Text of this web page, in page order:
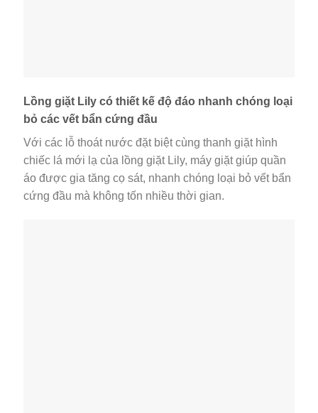
Lồng giặt Lily có thiết kế độ đáo nhanh chóng loại
bỏ các vết bẩn cứng đầu
Với các lỗ thoát nước đặt biệt cùng thanh giặt hình
chiếc lá mới lạ của lồng giặt Lily, máy giặt giúp quần
áo được gia tăng cọ sát, nhanh chóng loại bỏ vết bẩn
cứng đầu mà không tốn nhiều thời gian.